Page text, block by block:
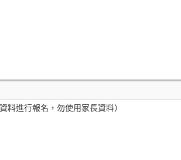
料進行報名，勿使用家長資料）